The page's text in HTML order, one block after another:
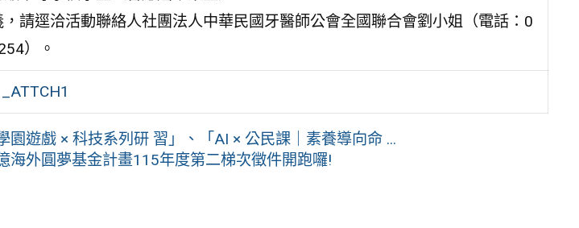
請逕洽活動聯絡人社團法人中華民國牙醫師公會全國聯合會劉小姐（電話：0
）。
園遊戲 × 科技系列研 習」、「AI × 公民課｜素養導向命 ...
海外圓夢基金計畫115年度第二梯次徵件開跑囉!